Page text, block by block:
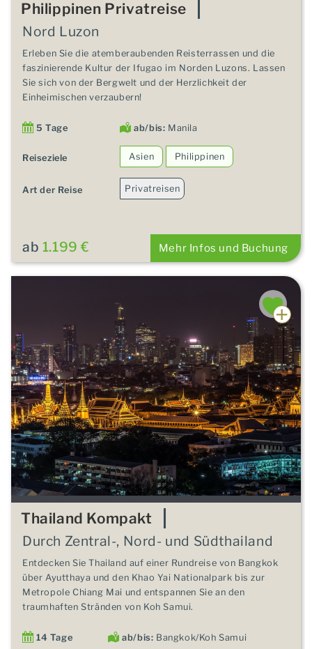
Philippinen Privatreise
Nord Luzon
Erleben Sie die atemberaubenden Reisterrassen und die
faszinierende Kultur der Ifugao im Norden Luzons. Lassen
Sie sich von der Bergwelt und der Herzlichkeit der
Einheimischen verzaubern!
5 Tage ab/bis: Manila
Reiseziele Asien Philippinen
Art der Reise Privatreisen
ab 1.199 € Mehr Infos und Buchung
Thailand Kompakt
Durch Zentral-, Nord- und Südthailand
Entdecken Sie Thailand auf einer Rundreise von Bangkok
über Ayutthaya und den Khao Yai Nationalpark bis zur
Metropole Chiang Mai und entspannen Sie an den
traumhaften Stränden von Koh Samui.
14 Tage ab/bis: Bangkok/Koh Samui